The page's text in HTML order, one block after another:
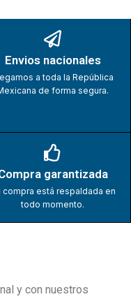
Envios nacionales
a toda la República
de forma segura.
garantizada
compra está respaldada en
todo momento.
y con nuestros